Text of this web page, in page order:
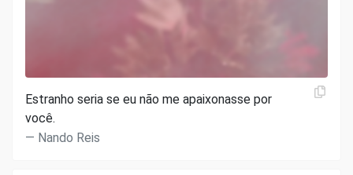
Estranho seria se eu não me apaixonasse por
você.
Nando Reis